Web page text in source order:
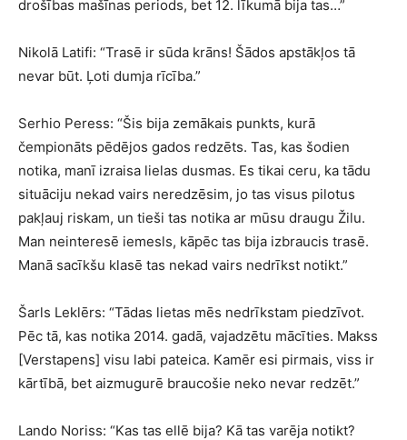
drošības mašīnas periods, bet 12. līkumā bija tas…”
Nikolā Latifi: “Trasē ir sūda krāns! Šādos apstākļos tā
nevar būt. Ļoti dumja rīcība.”
Serhio Peress: “Šis bija zemākais punkts, kurā
čempionāts pēdējos gados redzēts. Tas, kas šodien
notika, manī izraisa lielas dusmas. Es tikai ceru, ka tādu
situāciju nekad vairs neredzēsim, jo tas visus pilotus
pakļauj riskam, un tieši tas notika ar mūsu draugu Žilu.
Man neinteresē iemesls, kāpēc tas bija izbraucis trasē.
Manā sacīkšu klasē tas nekad vairs nedrīkst notikt.”
Šarls Leklērs: “Tādas lietas mēs nedrīkstam piedzīvot.
Pēc tā, kas notika 2014. gadā, vajadzētu mācīties. Makss
[Verstapens] visu labi pateica. Kamēr esi pirmais, viss ir
kārtībā, bet aizmugurē braucošie neko nevar redzēt.”
Lando Noriss: “Kas tas ellē bija? Kā tas varēja notikt?